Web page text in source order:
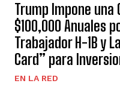
Trump Impone una
$100,000 Anuales
Trabajador H-1B y
Card” para
EN LA RED